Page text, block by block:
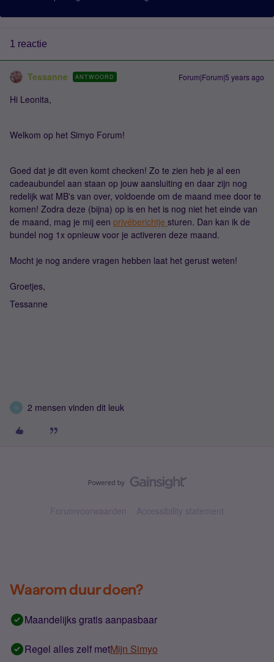
1 reactie
Tessanne ANTWOORD Forum|Forum|5 years ago
Hi Leonita,
Welkom op het Simyo Forum!
Goed dat je dit even komt checken! Zo te zien heb je al een
cadeaubundel aan staan op jouw aansluiting en daar zijn nog
redelijk wat MB's van over, voldoende om de maand mee door te
komen! Zodra deze (bijna) op is en het is nog niet het einde van
de maand, mag je mij een privéberichtje sturen. Dan kan ik de
bundel nog 1x opnieuw voor je activeren deze maand.
Mocht je nog andere vragen hebben laat het gerust weten!
Groetjes,
Tessanne
R 2 mensen vinden dit leuk
Forumvoorwaarden Accessibility statement
Waarom duur doen?
Maandelijks gratis aanpasbaar
Regel alles zelf metMijn Simyo